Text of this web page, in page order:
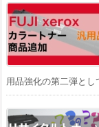
用品強化の第二弾と